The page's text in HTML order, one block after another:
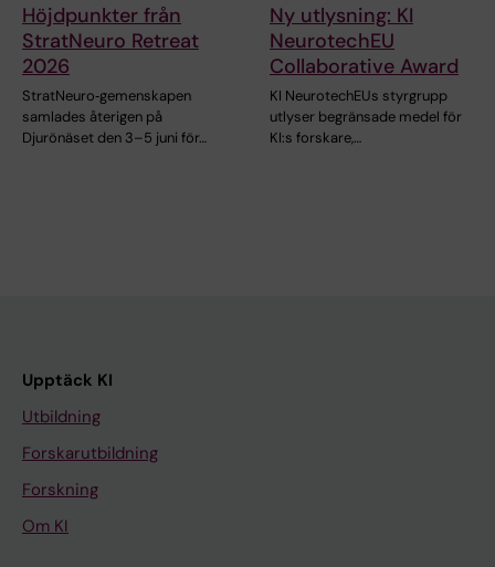
Höjdpunkter från
StratNeuro Retreat
2026
StratNeuro‑gemenskapen
samlades återigen på
Djurönäset den 3–5 juni för…
Ny utlysning: KI
NeurotechEU
Collaborative Award
KI NeurotechEUs styrgrupp
utlyser begränsade medel för
KI:s forskare,…
Upptäck KI
Utbildning
Forskarutbildning
Forskning
Om KI